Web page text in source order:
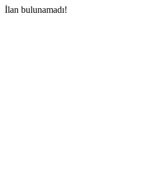
İlan bulunamadı!